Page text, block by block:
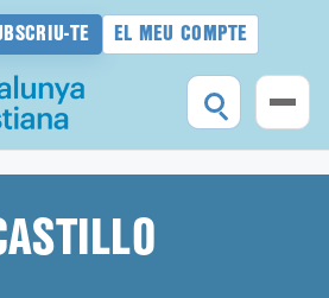
TE EL MEU COMPTE